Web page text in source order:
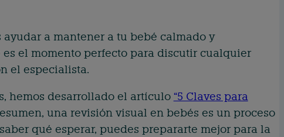
a mantener a tu bebé calmado y
el momento perfecto para discutir cualquier
el especialista.
hemos desarrollado el artículo “5 Claves para
una revisión visual en bebés es un proceso
qué esperar, puedes prepararte mejor para la